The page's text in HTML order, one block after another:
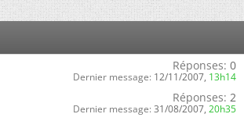
Réponses: 0
Dernier message: 12/11/2007, 13h14
Réponses: 2
Dernier message: 31/08/2007, 20h35